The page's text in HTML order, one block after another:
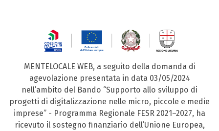
MENTELOCALE WEB, a seguito della domanda di
agevolazione presentata in data 03/05/2024
nell’ambito del Bando “Supporto allo sviluppo di
progetti di digitalizzazione nelle micro, piccole e medie
imprese” - Programma Regionale FESR 2021–2027, ha
ricevuto il sostegno finanziario dell’Unione Europea,